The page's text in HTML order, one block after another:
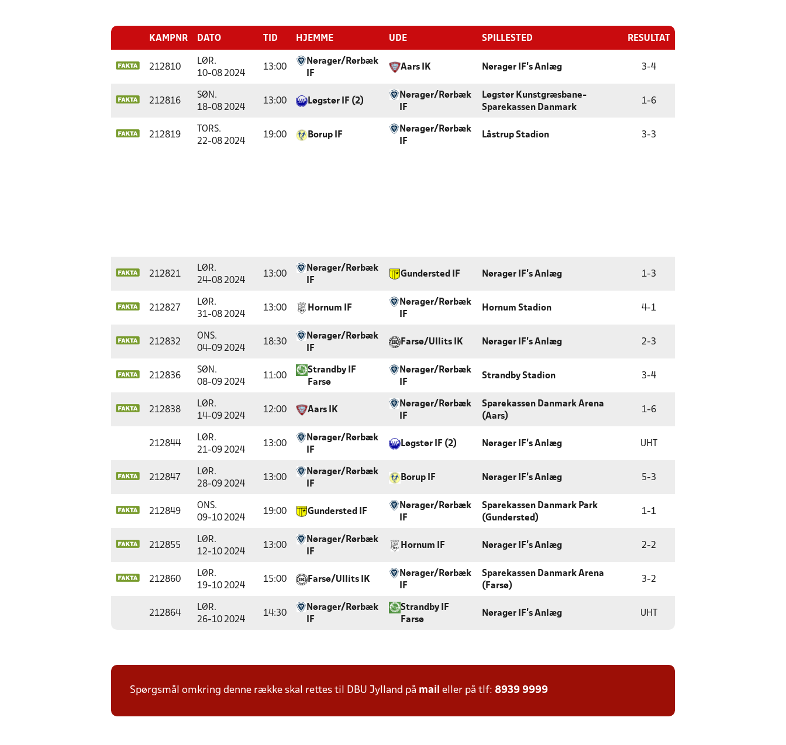
KAMPNR DATO TID HJEMME UDE SPILLESTED RESULTAT
212810
LØR.
10-08 2024
13:00
Nørager/Rørbæk
IF
Aars IK Nørager IF's Anlæg 3-4
212816
SØN.
18-08 2024
13:00 Løgstør IF (2)
Nørager/Rørbæk
IF
Løgstør Kunstgræsbane-
Sparekassen Danmark
1-6
212819
TORS.
22-08 2024
19:00 Borup IF
Nørager/Rørbæk
IF
Låstrup Stadion 3-3
212821
LØR.
24-08 2024
13:00
Nørager/Rørbæk
IF
Gundersted IF Nørager IF's Anlæg 1-3
212827
LØR.
31-08 2024
13:00 Hornum IF
Nørager/Rørbæk
IF
Hornum Stadion 4-1
212832
ONS.
04-09 2024
18:30
Nørager/Rørbæk
IF
Farsø/Ullits IK Nørager IF's Anlæg 2-3
212836
SØN.
08-09 2024
11:00
Strandby IF
Farsø
Nørager/Rørbæk
IF
Strandby Stadion 3-4
212838
LØR.
14-09 2024
12:00 Aars IK
Nørager/Rørbæk
IF
Sparekassen Danmark Arena
(Aars)
1-6
212844
LØR.
21-09 2024
13:00
Nørager/Rørbæk
IF
Løgstør IF (2) Nørager IF's Anlæg UHT
212847
LØR.
28-09 2024
13:00
Nørager/Rørbæk
IF
Borup IF Nørager IF's Anlæg 5-3
212849
ONS.
09-10 2024
19:00 Gundersted IF
Nørager/Rørbæk
IF
Sparekassen Danmark Park
(Gundersted)
1-1
212855
LØR.
12-10 2024
13:00
Nørager/Rørbæk
IF
Hornum IF Nørager IF's Anlæg 2-2
212860
LØR.
19-10 2024
15:00 Farsø/Ullits IK
Nørager/Rørbæk
IF
Sparekassen Danmark Arena
(Farsø)
3-2
212864
LØR.
26-10 2024
14:30
Nørager/Rørbæk
IF
Strandby IF
Farsø
Nørager IF's Anlæg UHT
Spørgsmål omkring denne række skal rettes til DBU Jylland på mail eller på tlf: 8939 9999